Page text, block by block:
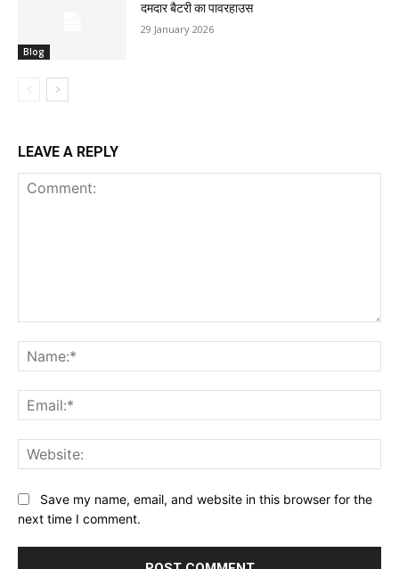
Blog
दमदार बैटरी का पावरहाउस
29 January 2026
LEAVE A REPLY
Save my name, email, and website in this browser for the
next time I comment.